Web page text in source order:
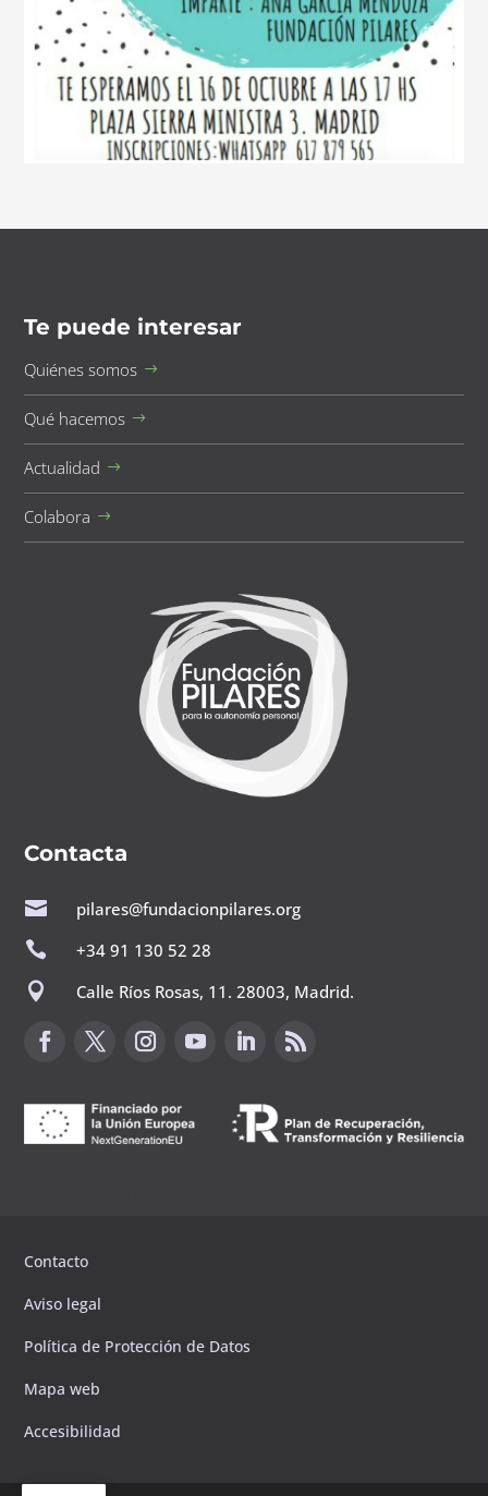
Te puede interesar
Quiénes somos
Qué hacemos
Actualidad
Colabora
Contacta

pilares@fundacionpilares.org

+34 91 130 52 28

Calle Ríos Rosas, 11. 28003, Madrid.
Contacto
Aviso legal
Política de Protección de Datos
Mapa web
Accesibilidad